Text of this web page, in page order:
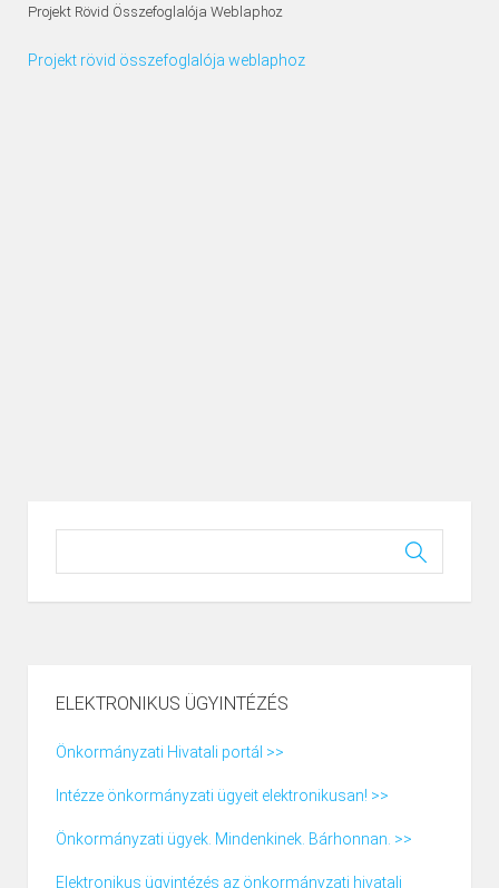
Projekt Rövid Összefoglalója Weblaphoz
Projekt rövid összefoglalója weblaphoz
ELEKTRONIKUS ÜGYINTÉZÉS
Önkormányzati Hivatali portál >>
Intézze önkormányzati ügyeit elektronikusan! >>
Önkormányzati ügyek. Mindenkinek. Bárhonnan. >>
Elektronikus ügyintézés az önkormányzati hivatali